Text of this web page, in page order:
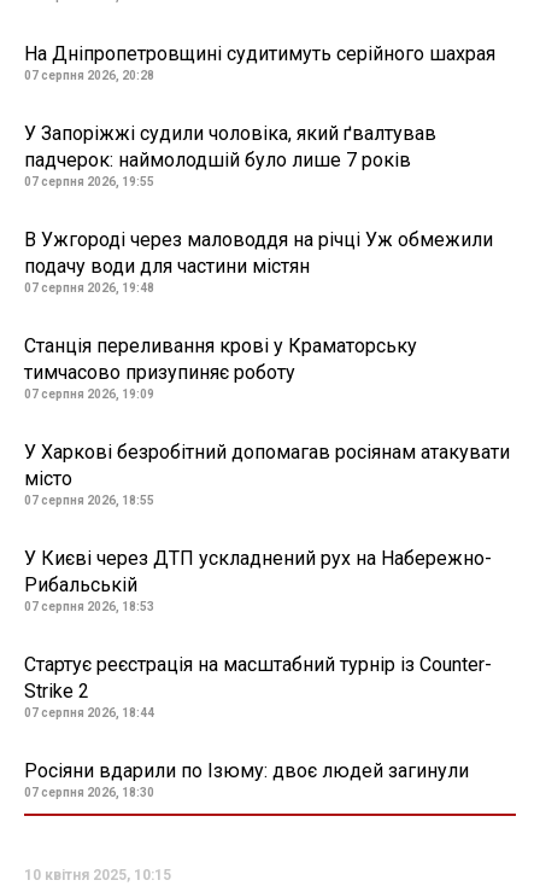
На Дніпропетровщині судитимуть серійного шахрая
07 серпня 2026, 20:28
У Запоріжжі судили чоловіка, який ґвалтував
падчерок: наймолодшій було лише 7 років
07 серпня 2026, 19:55
В Ужгороді через маловоддя на річці Уж обмежили
подачу води для частини містян
07 серпня 2026, 19:48
Станція переливання крові у Краматорську
тимчасово призупиняє роботу
07 серпня 2026, 19:09
У Харкові безробітний допомагав росіянам атакувати
місто
07 серпня 2026, 18:55
У Києві через ДТП ускладнений рух на Набережно-
Рибальській
07 серпня 2026, 18:53
Стартує реєстрація на масштабний турнір із Counter-
Strike 2
07 серпня 2026, 18:44
Росіяни вдарили по Ізюму: двоє людей загинули
07 серпня 2026, 18:30
10 квітня 2025, 10:15